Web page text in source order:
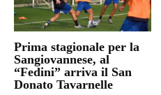
Prima stagionale per la
Sangiovannese, al
“Fedini” arriva il San
Donato Tavarnelle